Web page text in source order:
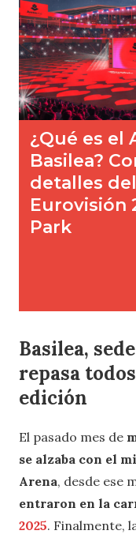
Basilea,
repasa
edición
El pasado mes de
se alzaba con el
Arena, desde ese
entraron en la
2025. Finalmente,